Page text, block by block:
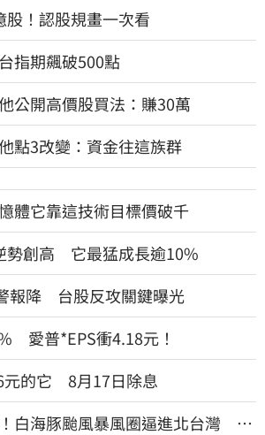
股！認股規畫一次看
指期飆破500點
公開高價股買法：賺30萬
點3改變：資金往這族群
體它靠這技術目標價破千
勢創高 它最猛成長逾10%
報降 台股反攻關鍵曝光
愛普*EPS衝4.18元！
元的它 8月17日除息
白海豚颱風暴風圈逼進北台灣 7